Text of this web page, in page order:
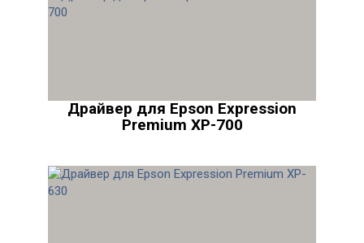
Драйвер для Epson Expression
Premium XP-700